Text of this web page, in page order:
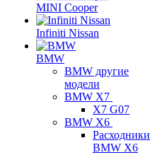
MINI Cooper
Infiniti Nissan
BMW
BMW другие
модели
BMW X7
X7 G07
BMW X6
Расходники
BMW X6